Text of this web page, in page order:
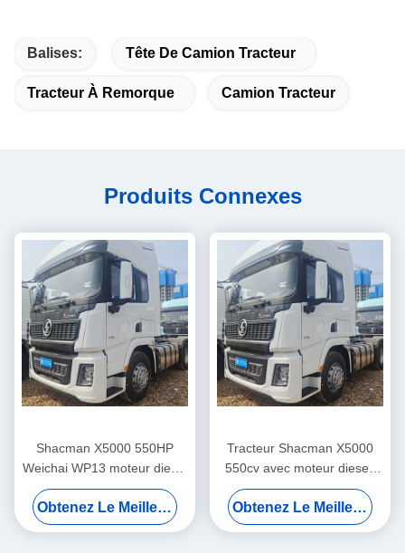
Balises: Tête De Camion Tracteur
Tracteur À Remorque Camion Tracteur
Produits Connexes
Shacman X5000 550HP
Weichai WP13 moteur diesel
6 × 4 roues motrices camion
tracteur avec une capacité
de charge de 21-30 t
Obtenez Le Meilleur Prix
Tracteur Shacman X5000
550cv avec moteur diesel,
capacité de charge de 21-
30t et norme d'émission
Euro 5
Obtenez Le Meilleur Prix